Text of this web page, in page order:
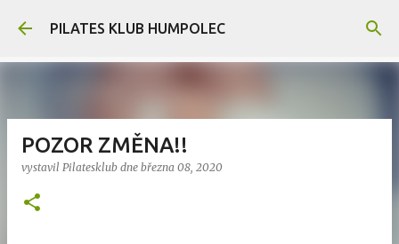
Přeskočit na hlavní obsah
PILATES KLUB HUMPOLEC
POZOR ZMĚNA!!
vystavil Pilatesklub dne března 08, 2020